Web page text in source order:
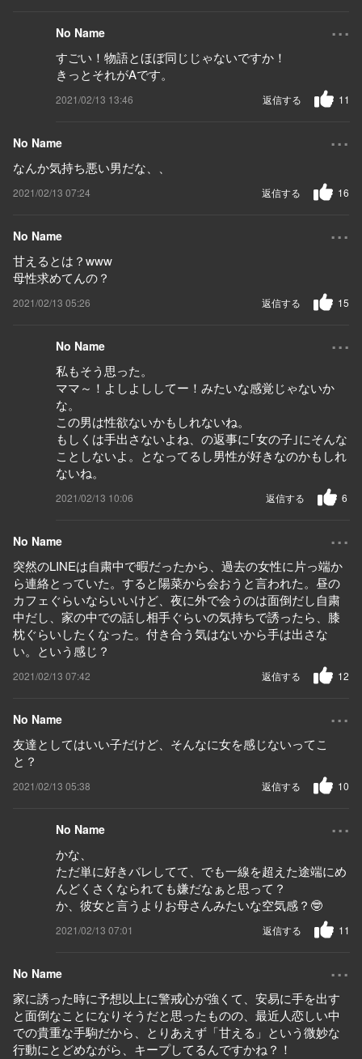
No Name ...
すごい！物語とほぼ同じじゃないですか！
きっとそれがAです。
2021/02/13 13:46 11
返信する
No Name ...
なんか気持ち悪い男だな、、
2021/02/13 07:24 16
返信する
No Name ...
甘えるとは？www
母性求めてんの？
2021/02/13 05:26 15
返信する
No Name ...
私もそう思った。
ママ～！よしよししてー！みたいな感覚じゃないか
な。
この男は性欲ないかもしれないね。
もしくは手出さないよね、の返事に｢女の子｣にそんな
ことしないよ。となってるし男性が好きなのかもしれ
ないね。
2021/02/13 10:06 6
返信する
No Name ...
突然のLINEは自粛中で暇だったから、過去の女性に片っ端か
ら連絡とっていた。すると陽菜から会おうと言われた。昼の
カフェぐらいならいいけど、夜に外で会うのは面倒だし自粛
中だし、家の中での話し相手ぐらいの気持ちで誘ったら、膝
枕ぐらいしたくなった。付き合う気はないから手は出さな
い。という感じ？
2021/02/13 07:42 12
返信する
No Name ...
友達としてはいい子だけど、そんなに女を感じないってこ
と？
2021/02/13 05:38 10
返信する
No Name ...
かな、
ただ単に好きバレしてて、でも一線を超えた途端にめ
んどくさくなられても嫌だなぁと思って？
か、彼女と言うよりお母さんみたいな空気感？🤓
2021/02/13 07:01 11
返信する
No Name ...
家に誘った時に予想以上に警戒心が強くて、安易に手を出す
と面倒なことになりそうだと思ったものの、最近人恋しい中
での貴重な手駒だから、とりあえず「甘える」という微妙な
行動にとどめながら、キープしてるんですかね？！